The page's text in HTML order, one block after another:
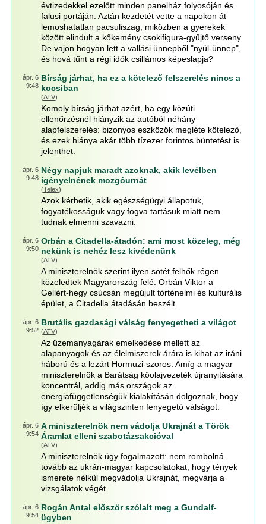
évtizedekkel ezelőtt minden panelház folyosóján és
falusi portáján. Aztán kezdetét vette a napokon át
lemoshatatlan pacsuliszag, miközben a gyerekek
között elindult a kőkemény csokifigura-gyűjtő verseny.
De vajon hogyan lett a vallási ünnepből "nyúl-ünnep",
és hová tűnt a régi idők csillámos képeslapja?
ápr. 6
9:48
Bírság járhat, ha ez a kötelező felszerelés nincs a
kocsiban
(ATV)
Komoly bírság járhat azért, ha egy közúti
ellenőrzésnél hiányzik az autóból néhány
alapfelszerelés: bizonyos eszközök megléte kötelező,
és ezek hiánya akár több tízezer forintos büntetést is
jelenthet.
ápr. 6
9:48
Négy napjuk maradt azoknak, akik levélben
igényelnének mozgóurnát
(Telex)
Azok kérhetik, akik egészségügyi állapotuk,
fogyatékosságuk vagy fogva tartásuk miatt nem
tudnak elmenni szavazni.
ápr. 6
9:50
Orbán a Citadella-átadón: ami most közeleg, még
nekünk is nehéz lesz kivédenünk
(ATV)
A miniszterelnök szerint ilyen sötét felhők régen
közeledtek Magyarország felé. Orbán Viktor a
Gellért-hegy csúcsán megújult történelmi és kulturális
épület, a Citadella átadásán beszélt.
ápr. 6
9:52
Brutális gazdasági válság fenyegetheti a világot
(ATV)
Az üzemanyagárak emelkedése mellett az
alapanyagok és az élelmiszerek árára is kihat az iráni
háború és a lezárt Hormuzi-szoros. Amíg a magyar
miniszterelnök a Barátság kőolajvezeték újranyitására
koncentrál, addig más országok az
energiafüggetlenségük kialakításán dolgoznak, hogy
így elkerüljék a világszinten fenyegető válságot.
ápr. 6
9:54
A miniszterelnök nem vádolja Ukrajnát a Török
Áramlat elleni szabotázsakcióval
(ATV)
A miniszterelnök úgy fogalmazott: nem rombolná
tovább az ukrán-magyar kapcsolatokat, hogy tények
ismerete nélkül megvádolja Ukrajnát, megvárja a
vizsgálatok végét.
ápr. 6
9:54
Rogán Antal először szólalt meg a Gundalf-
ügyben